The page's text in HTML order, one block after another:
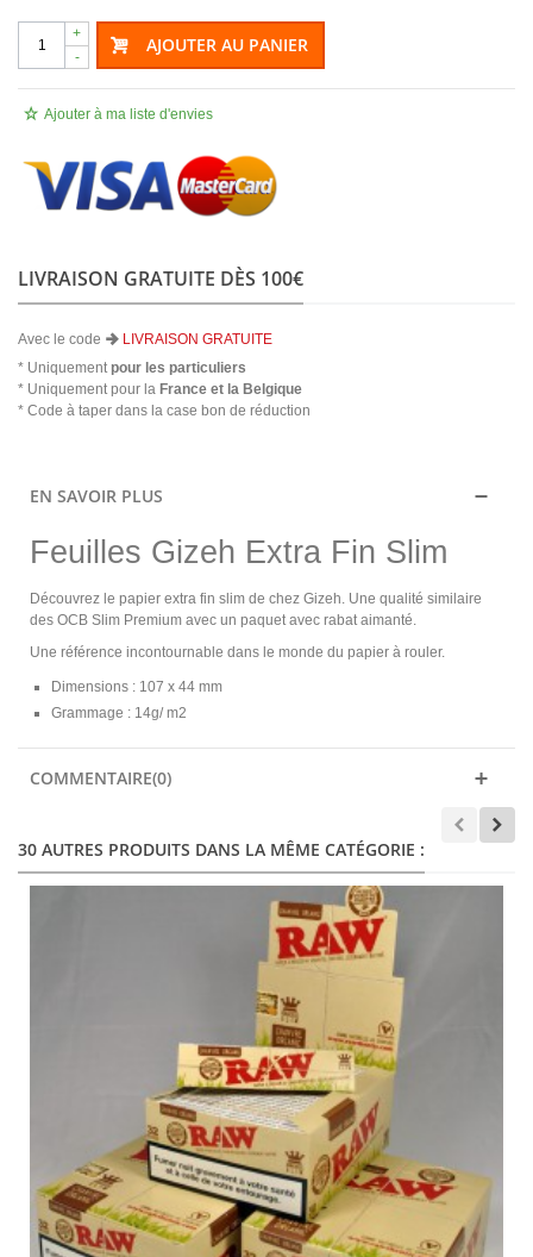
-
+ AJOUTER AU PANIER
Ajouter à ma liste d'envies
LIVRAISON GRATUITE DÈS 100€
Avec le code
LIVRAISON GRATUITE
* Uniquementpour les particuliers
* Uniquement pour la France et la Belgique
* Code à taper dans la case bon de réduction
EN SAVOIR PLUS
Feuilles Gizeh Extra Fin Slim
Découvrez le papier extra fin slim de chez Gizeh. Une qualité similaire
des OCB Slim Premium avec un paquet avec rabat aimanté.
Une référence incontournable dans le monde du papier à rouler.
Dimensions : 107 x 44 mm
Grammage : 14g/ m2
COMMENTAIRE(0)
30 AUTRES PRODUITS DANS LA MÊME CATÉGORIE :